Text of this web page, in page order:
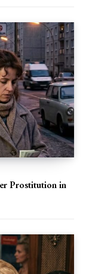
Prostitution in